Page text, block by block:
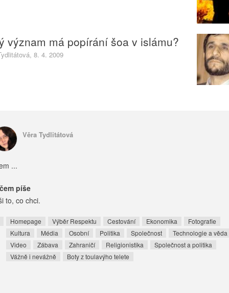
význam má popírání šoa v islámu?
8. 4. 2009
Věra Tydlitátová
...
píše
to, co chci.
Homepage Výběr Respektu Cestování Ekonomika
Fotografie
Kultura
Média Osobní Politika Společnost
Technologie a věda
Video
Zábava Zahraničí Religionistika
Společnost a politika
Vážně i nevážně
Boty z toulavýho telete